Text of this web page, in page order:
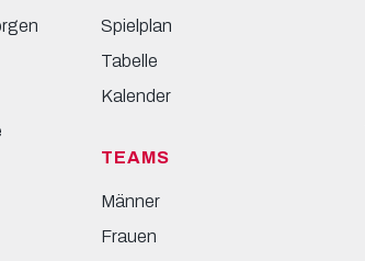
Spielplan
Tabelle
Kalender
TEAMS
Männer
Frauen